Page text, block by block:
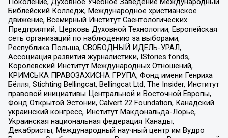
Библейский Колледж, Международное христианское
движение, Всемирный Институт Саентологических
Предприятий, Церковь Духовной Технологии, Европейская
сеть организаций по наблюдению за выборами,
Республика Польша, СВОБОДНЫЙ ИДЕЛЬ-УРАЛ,
Ассоциация развития журналистики, IStories fonds,
Королевский Институт Международных Отношений,
КРИМСЬКА ПРАВОЗАХИСНА ГРУПА, Фонд имени Генриха
Бёлля, Stichting Bellingcat, Bellingcat Ltd, The Insider, Институт
правовой инициативы Центральной и Восточной Европы,
Фонд Открытой Эстонии, Calvert 22 Foundation, Канадский
украинский конгресс, Институт Макдональда-Лорье,
Украинская национальная федерация Канады,
Декабристы, Международный научный центр им Вудро